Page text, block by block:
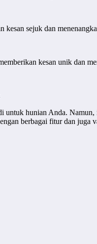
kesan sejuk dan
kesan unik dan
untuk hunian Anda.
berbagai fitur dan juga